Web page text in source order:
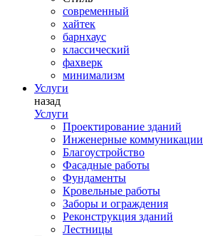
современный
хайтек
барнхаус
классический
фахверк
минимализм
Услуги
назад
Услуги
Проектирование зданий
Инженерные коммуникации
Благоустройство
Фасадные работы
Фундаменты
Кровельные работы
Заборы и ограждения
Реконструкция зданий
Лестницы